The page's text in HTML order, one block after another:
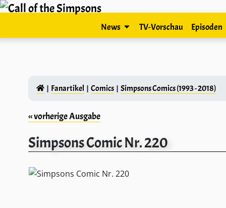
News TV-Vorschau Episoden
Fanartikel Comics Simpsons Comics (1993 - 2018)
‹‹ vorherige Ausgabe
Simpsons Comic Nr. 220